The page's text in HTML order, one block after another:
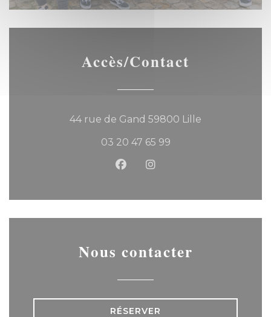
Accès/Contact
44 rue de Gand 59800 Lille
03 20 47 65 99
Facebook ((ouvre une
Instagram ((ouvre
Nous contacter
RÉSERVER